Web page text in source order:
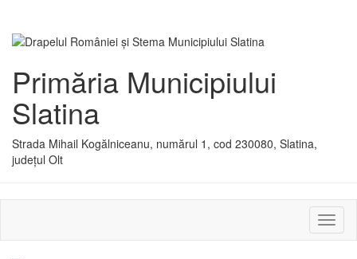
Primăria Municipiului
Slatina
Strada Mihail Kogălniceanu, numărul 1, cod 230080, Slatina,
județul Olt
sau